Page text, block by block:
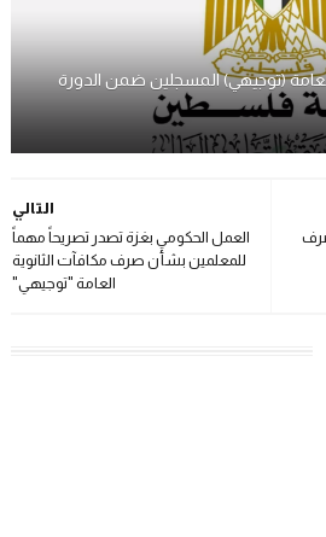
(توجيهي) المسجلين ضمن الدورة
التالي
العمل الحكومي بغزة تصدر تصريحاً مهماً
للمعلمين بشأن صرف مكافآت الثانوية
العامة "توجيهي"